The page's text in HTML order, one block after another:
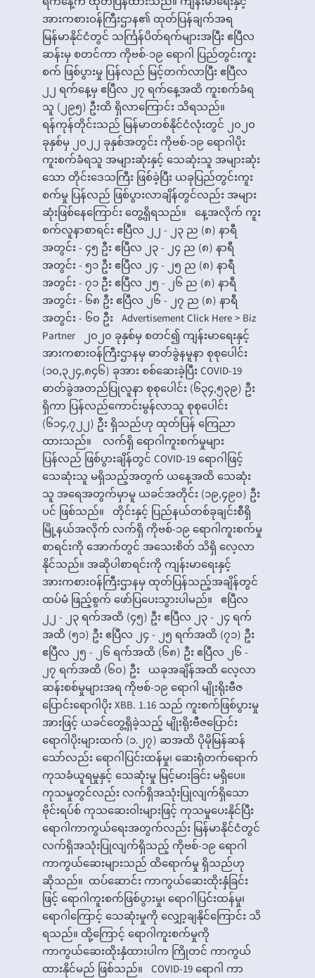
အားကစားဝန်ကြီးဌာန၏ ထုတ်ပြန်ချက်အရ
မြန်မာနိုင်ငံတွင် သင်္ကြန်ပိတ်ရက်များအပြီး ဧပြီလ
ဆန်းမှ စတင်ကာ ကိုဗစ်-၁၉ ရောဂါ ပြည်တွင်းကူး
စက် ဖြစ်ပွားမှု ပြန်လည် မြင့်တက်လာပြီး ဧပြီလ
၂၂ ရက်နေ့မှ ဧပြီလ ၂၇ ရက်နေ့အထိ ကူးစက်ခံရ
သူ (၂၉၅) ဦးထိ ရှိလာကြောင်း သိရသည်။
ရန်ကုန်တိုင်းသည် မြန်မာတစ်နိုင်ငံလုံးတွင် ၂၀၂၀
ခုနှစ်မှ ၂၀၂၂ ခုနှစ်အတွင်း ကိုဗစ်-၁၉ ရောဂါပိုး
ကူးစက်ခံရသူ အများဆုံးနှင့် သေဆုံးသူ အများဆုံး
သော တိုင်းဒေသကြီး ဖြစ်ခဲ့ပြီး ယခုပြည်တွင်းကူး
စက်မှု ပြန်လည် ဖြစ်ပွားလာချိန်တွင်လည်း အများ
ဆုံးဖြစ်နေကြောင်း တွေ့ရှိရသည်။ နေ့အလိုက် ကူး
စက်လူနာစာရင်း ဧပြီလ ၂၂ - ၂၃ ည (၈) နာရီ
အတွင်း - ၄၅ ဦး ဧပြီလ ၂၃ - ၂၄ ည (၈) နာရီ
အတွင်း - ၅၁ ဦး ဧပြီလ ၂၄ - ၂၅ ည (၈) နာရီ
အတွင်း - ၇၁ ဦး ဧပြီလ ၂၅ - ၂၆ ည (၈) နာရီ
အတွင်း - ၆၈ ဦး ဧပြီလ ၂၆ - ၂၇ ည (၈) နာရီ
အတွင်း - ၆၀ ဦး Advertisement Click Here > Biz
Partner ၂၀၂၀ ခုနှစ်မှ စတင်၍ ကျန်းမာရေးနှင့်
အားကစားဝန်ကြီးဌာနမှ ဓာတ်ခွဲနမူနာ စုစုပေါင်း
(၁၀,၃၂၄,၈၄၆) ခုအား စစ်ဆေးခဲ့ပြီး COVID-19
ဓာတ်ခွဲအတည်ပြုလူနာ စုစုပေါင်း (၆၃၄,၅၃၉) ဦး
ရှိကာ ပြန်လည်ကောင်းမွန်လာသူ စုစုပေါင်း
(၆၁၄,၇၂၂) ဦး ရှိသည်ဟု ထုတ်ပြန် ကြေညာ
ထားသည်။ လက်ရှိ ရောဂါကူးစက်မှုများ
ပြန်လည် ဖြစ်ပွားချိန်တွင် COVID-19 ရောဂါဖြင့်
သေဆုံးသူ မရှိသည့်အတွက် ယနေ့အထိ သေဆုံး
သူ အရေအတွက်မှာမူ ယခင်အတိုင်း (၁၉,၄၉၀) ဦး
ပင် ဖြစ်သည်။ တိုင်းနှင့် ပြည်နယ်တစ်ခုချင်းစီရှိ
မြို့နယ်အလိုက် လက်ရှိ ကိုဗစ်-၁၉ ရောဂါကူးစက်မှု
စာရင်းကို အောက်တွင် အသေးစိတ် သိရှိ လေ့လာ
နိုင်သည်။ အဆိုပါစာရင်းကို ကျန်းမာရေးနှင့်
အားကစားဝန်ကြီးဌာနမှ ထုတ်ပြန်သည့်အချိန်တွင်
ထပ်မံ ဖြည့်စွက် ဖော်ပြပေးသွားပါမည်။ ဧပြီလ
၂၂ - ၂၃ ရက်အထိ (၄၅) ဦး ဧပြီလ ၂၃ - ၂၄ ရက်
အထိ (၅၁) ဦး ဧပြီလ ၂၄ - ၂၅ ရက်အထိ (၇၁) ဦး
ဧပြီလ ၂၅ - ၂၆ ရက်အထိ (၆၈) ဦး ဧပြီလ ၂၆ -
၂၇ ရက်အထိ (၆၀) ဦး ယခုအချိန်အထိ လေ့လာ
ဆန်းစစ်မှုများအရ ကိုဗစ်-၁၉ ရောဂါ မျိုးရိုးဗီဇ
ပြောင်းရောဂါပိုး XBB. 1.16 သည် ကူးစက်ဖြစ်ပွားမှု
အားဖြင့် ယခင်တွေ့ရှိခဲ့သည့် မျိုးရိုးဗီဇပြောင်း
ရောဂါပိုးများထက် (၁.၂၇) ဆအထိ ပိုမိုမြန်ဆန်
သော်လည်း ရောဂါပြင်းထန်မှု၊ ဆေးရုံတက်ရောက်
ကုသခံယူရမှုနှင့် သေဆုံးမှု မြင့်မားခြင်း မရှိပေ။
ကုသမှုတွင်လည်း လက်ရှိအသုံးပြုလျက်ရှိသော
ဗိုင်းရပ်စ် ကုသဆေးဝါးများဖြင့် ကုသမှုပေးနိုင်ပြီး
ရောဂါကာကွယ်ရေးအတွက်လည်း မြန်မာနိုင်ငံတွင်
လက်ရှိအသုံးပြုလျက်ရှိသည့် ကိုဗစ်-၁၉ ရောဂါ
ကာကွယ်ဆေးများသည် ထိရောက်မှု ရှိသည်ဟု
ဆိုသည်။ ထပ်ဆောင်း ကာကွယ်ဆေးထိုးနှံခြင်း
ဖြင့် ရောဂါကူးစက်ဖြစ်ပွားမှု၊ ရောဂါပြင်းထန်မှု၊
ရောဂါကြောင့် သေဆုံးမှုကို လျှော့ချနိုင်ကြောင်း သိ
ရသည်။ ထို့ကြောင့် ရောဂါကူးစက်မှုကို
ကာကွယ်ဆေးထိုးနှံထားပါက ကြိုတင် ကာကွယ်
ထားနိုင်မည် ဖြစ်သည်။ COVID-19 ရောဂါ ကာ